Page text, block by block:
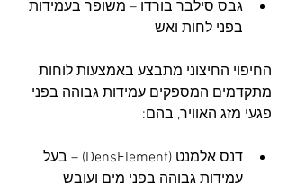
גבס סילבר בורדו – משופר בעמידות
בפני לחות ואש
החיפוי החיצוני מתבצע באמצעות לוחות
מתקדמים המספקים עמידות גבוהה בפני
פגעי מזג האוויר, בהם:
דנס אלמנט (DensElement) – בעל
עמידות גבוהה בפני מים ועובש